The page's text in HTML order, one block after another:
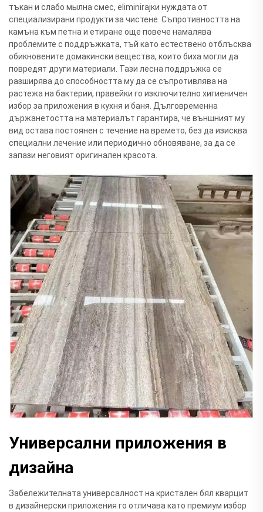
тъкан и слабо мылна смес, eliminirajки нуждата от
специализирани продукти за чистене. Съпротивността на
камъна към петна и етиране още повече намалява
проблемите с поддръжката, тъй като естествено отблъсква
обикновените домакински вещества, които биха могли да
повредят други материали. Тази лесна поддръжка се
разширява до способността му да се съпротивлява на
растежа на бактерии, правейки го изключително хигиеничен
избор за приложения в кухня и баня. Дълговременна
държанетостта на материалът гарантира, че външният му
вид остава постоянен с течение на времето, без да изисква
специални лечение или периодично обновяване, за да се
запази неговият оригинален красота.
Универсални приложения в
дизайна
Забележителната универсалност на кристален бял кварцит
в дизайнерски приложения го отличава като премиум избор